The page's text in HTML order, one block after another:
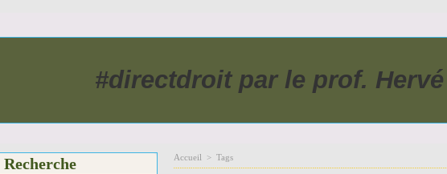
#directdroit par le prof. Hervé
Recherche Accueil > Tags